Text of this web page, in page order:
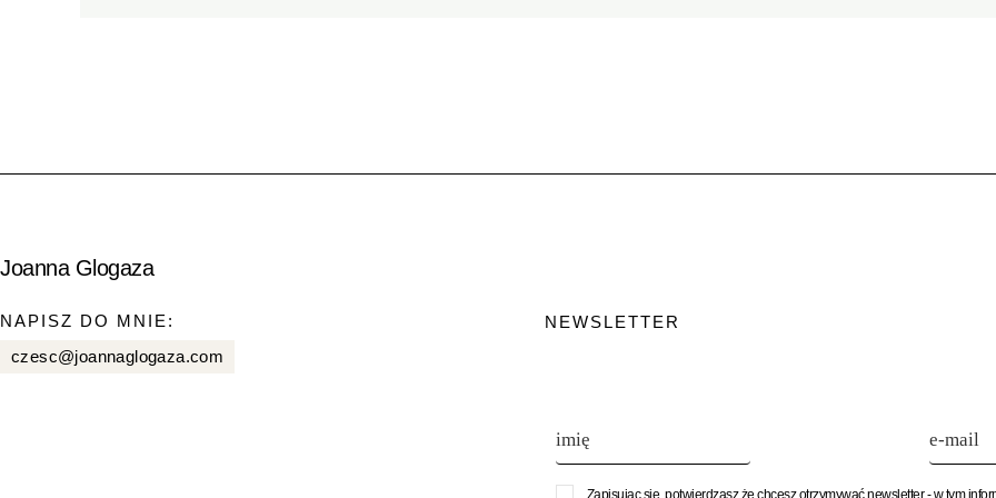
Joanna Glogaza
NAPISZ DO MNIE:
czesc@joannaglogaza.com
NEWSLETTER
Zapisując się, potwierdzasz że chcesz otrzymywać newsletter - w tym